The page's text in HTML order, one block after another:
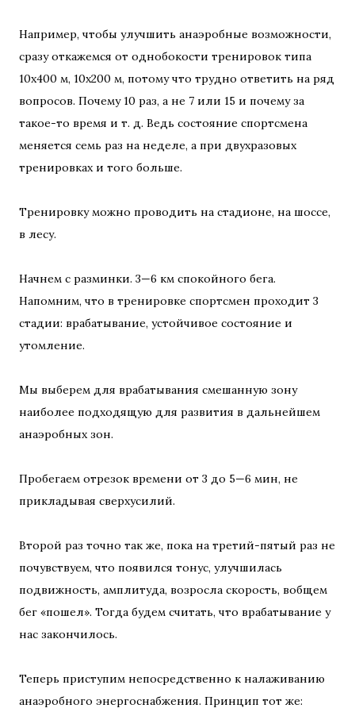
Например, чтобы улучшить анаэробные возможности,
сразу откажемся от однобокости тренировок типа
10х400 м, 10х200 м, потому что трудно ответить на ряд
вопросов. Почему 10 раз, а не 7 или 15 и почему за
такое-то время и т. д. Ведь состояние спортсмена
меняется семь раз на неделе, а при двухразовых
тренировках и того больше.
Тренировку можно проводить на стадионе, на шоссе,
в лесу.
Начнем с разминки. 3—6 км спокойного бега.
Напомним, что в тренировке спортсмен проходит 3
стадии: врабатывание, устойчивое состояние и
утомление.
Мы выберем для врабатывания смешанную зону
наиболее подходящую для развития в дальнейшем
анаэробных зон.
Пробегаем отрезок времени от 3 до 5—6 мин, не
прикладывая сверхусилий.
Второй раз точно так же, пока на третий-пятый раз не
почувствуем, что появился тонус, улучшилась
подвижность, амплитуда, возросла скорость, вобщем
бег «пошел». Тогда будем считать, что врабатывание у
нас закончилось.
Теперь приступим непосредственно к налаживанию
анаэробного энергоснабжения. Принцип тот же: